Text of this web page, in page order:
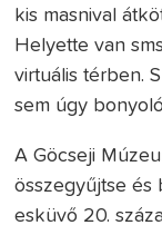
kis masnival
Helyette van
virtuális térben.
sem úgy
A Göcseji
összegyűjtse és
esküvő 20.